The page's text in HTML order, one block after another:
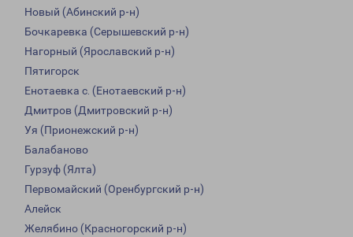
Новый (Абинский р-н)
Бочкаревка (Серышевский р-н)
Нагорный (Ярославский р-н)
Пятигорск
Енотаевка с. (Енотаевский р-н)
Дмитров (Дмитровский р-н)
Уя (Прионежский р-н)
Балабаново
Гурзуф (Ялта)
Первомайский (Оренбургский р-н)
Алейск
Желябино (Красногорский р-н)